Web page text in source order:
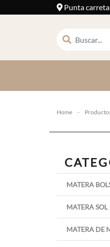
Punta
Home -
MATERA
MATERA SOL
MATERA DE